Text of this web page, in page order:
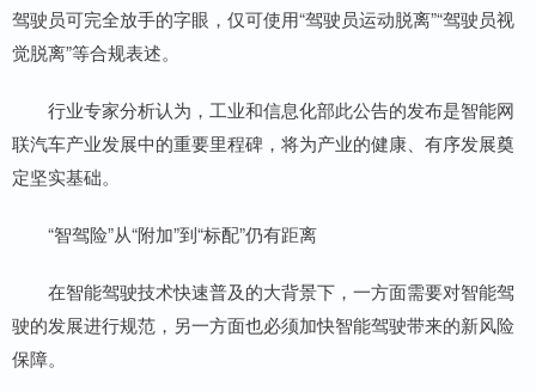
驾驶员可完全放手的字眼，仅可使用“驾驶员运动脱离”“驾驶员视
觉脱离”等合规表述。
行业专家分析认为，工业和信息化部此公告的发布是智能网
联汽车产业发展中的重要里程碑，将为产业的健康、有序发展奠
定坚实基础。
“智驾险”从“附加”到“标配”仍有距离
在智能驾驶技术快速普及的大背景下，一方面需要对智能驾
驶的发展进行规范，另一方面也必须加快智能驾驶带来的新风险
保障。